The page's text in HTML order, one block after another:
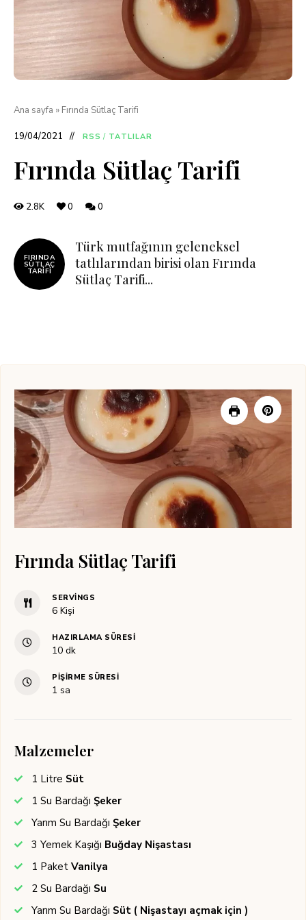
Ana sayfa » Fırında Sütlaç Tarifi
19/04/2021 RSS / TATLILAR
Fırında Sütlaç Tarifi
2.8K 0 0
FIRINDA
SÜTLAÇ
TARIFI
Türk mutfağının geleneksel
tatlılarından birisi olan Fırında
Sütlaç Tarifi...
Fırında Sütlaç Tarifi
SERVINGS
6 Kişi
HAZIRLAMA SÜRESI
10dakika
dk
PIŞIRME SÜRESI
1 saat
sa
Malzemeler
1 Litre Süt
1 Su Bardağı Şeker
Yarım Su Bardağı Şeker
3 Yemek Kaşığı Buğday Nişastası
1 Paket Vanilya
2 Su Bardağı Su
Yarım Su Bardağı Süt ( Nişastayı açmak için )